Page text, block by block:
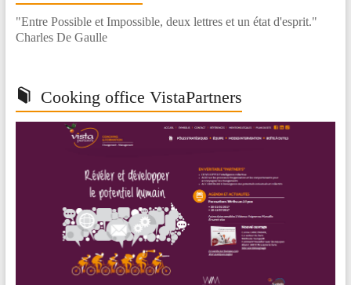
"Entre Possible et Impossible, deux lettres et un état d'esprit."
Charles De Gaulle
Cooking office VistaPartners